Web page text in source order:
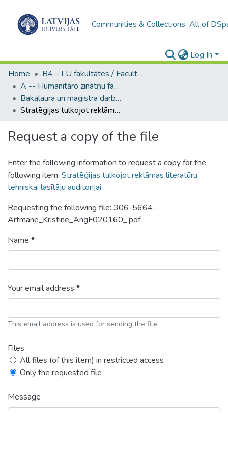
Communities & Collections All of
Log In
Home
B4 – LU fakultātes / Faculties of the UL
A -- Humanitāro zinātņu fakultāte / Faculty of Humanities
Bakalaura un maģistra darbi (HZF) / Bachelor's and Master's theses
Stratēģijas tulkojot reklāmas literatūru tehniskai lasītāju auditorijai
Request a copy of the file
Enter the following information to request a copy for the
following item: Stratēģijas tulkojot reklāmas literatūru
tehniskai lasītāju auditorijai
Requesting the following file: 306-5664-
Artmane_Kristine_AngF020160_.pdf
Name *
Your email address *
This email address is used for sending the file.
Files
All files (of this item) in restricted access
Only the requested file
Message